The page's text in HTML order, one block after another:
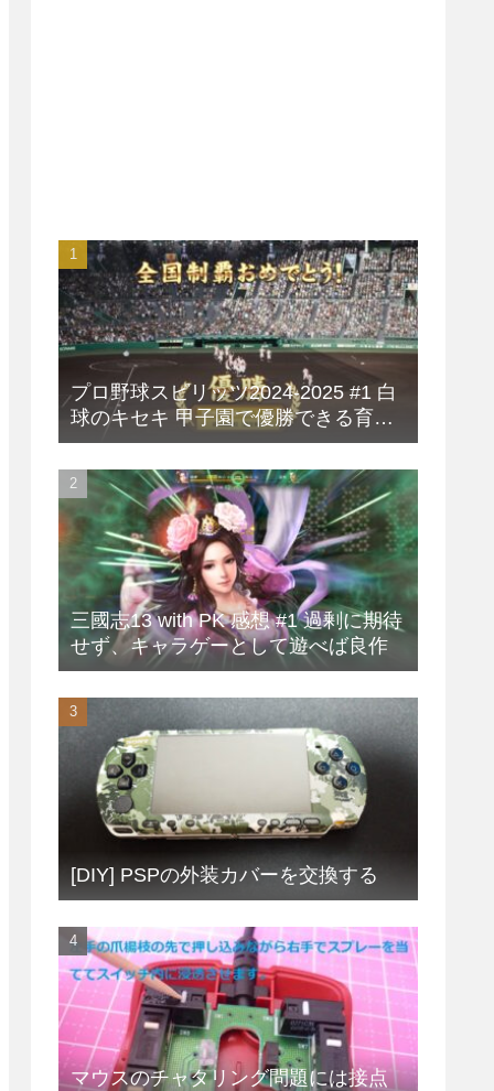
プロ野球スピリッツ2024-2025 #1 白
球のキセキ 甲子園で優勝できる育成
方法
三國志13 with PK 感想 #1 過剰に期待
せず、キャラゲーとして遊べば良作
[DIY] PSPの外装カバーを交換する
マウスのチャタリング問題には接点